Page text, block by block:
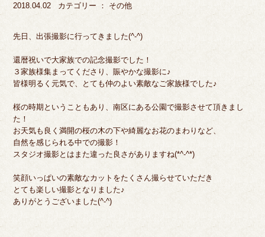
2018.04.02 カテゴリー ： その他
先日、出張撮影に行ってきました(^-^)
還暦祝いで大家族での記念撮影でした！
３家族様集まってくださり、賑やかな撮影に♪
皆様明るく元気で、とても仲のよい素敵なご家族様でした♪
桜の時期ということもあり、南区にある公園で撮影させて頂きまし
た！
お天気も良く満開の桜の木の下や綺麗なお花のまわりなど、
自然を感じられる中での撮影！
スタジオ撮影とはまた違った良さがありますね(*^-^*)
笑顔いっぱいの素敵なカットをたくさん撮らせていただき
とても楽しい撮影となりました♪
ありがとうございました(^-^)